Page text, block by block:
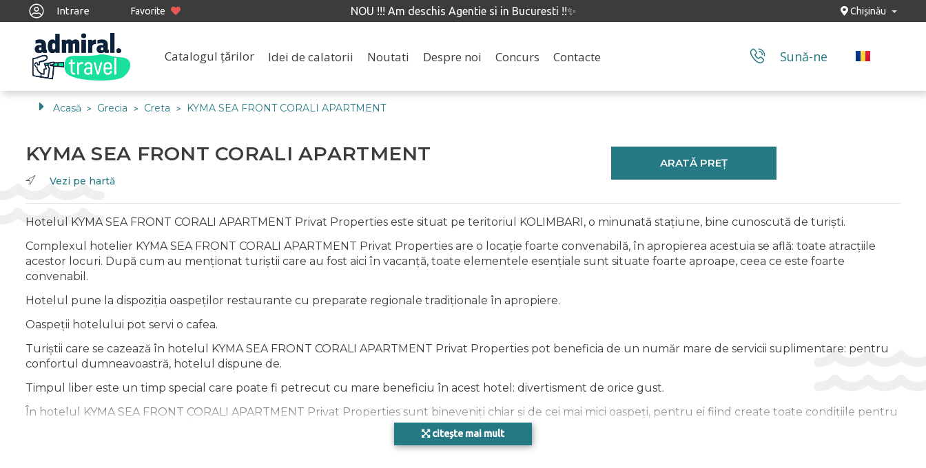
NOU !!! Am deschis Agentie si in Bucuresti !!✨
Intrare Favorite Chișinău
Catalogul țărilor Idei de calatorii Noutati Despre noi Concurs Contacte Sună-ne
Acasă > Grecia > Creta > KYMA SEA FRONT CORALI APARTMENT
KYMA SEA FRONT CORALI APARTMENT
Vezi pe hartă
ARATĂ PREȚ
Hotelul KYMA SEA FRONT CORALI APARTMENT Privat Properties este situat pe teritoriul KOLIMBARI, o minunată stațiune, bine cunoscută de turiști.
Complexul hotelier KYMA SEA FRONT CORALI APARTMENT Privat Properties are o locație foarte convenabilă, în apropierea acestuia se află: toate atracțiile
acestor locuri. După cum au menționat turiștii care au fost aici în vacanță, toate elementele esențiale sunt situate foarte aproape, ceea ce este foarte
convenabil.
Hotelul pune la dispoziția oaspeților restaurante cu preparate regionale tradiționale în apropiere.
Oaspeții hotelului pot servi o cafea.
Turiștii care se cazează în hotelul KYMA SEA FRONT CORALI APARTMENT Privat Properties pot beneficia de un număr mare de servicii suplimentare: pentru
confortul dumneavoastră, hotelul dispune de.
Timpul liber este un timp special care poate fi petrecut cu mare beneficiu în acest hotel: divertisment de orice gust.
În hotelul KYMA SEA FRONT CORALI APARTMENT Privat Properties sunt bineveniți chiar și de cei mai mici oaspeți, pentru ei fiind create toate condițiile pentru
o distracție de neuitat: puteţi face cunoaștință cu obiectivele turistice din zonă.
Fiecare cameră de la KYMA SEA FRONT CORALI APARTMENT Privat Properties este complet echipată, ceea ce va face șederea dvs. confortabilă, lăsând impresii
citește mai mult